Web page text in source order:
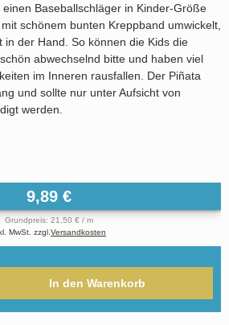
Baseballschläger in Kinder-Größe
schönem bunten Kreppband umwickelt,
in der Hand. So können die Kids die
abwechselnd bitte und haben viel
im Inneren rausfallen. Der Piñata
und sollte nur unter Aufsicht von
werden.
9,89 €
Grundpreis: 21,50 € / m
MwSt. zzgl. Versandkosten
In den Warenkorb